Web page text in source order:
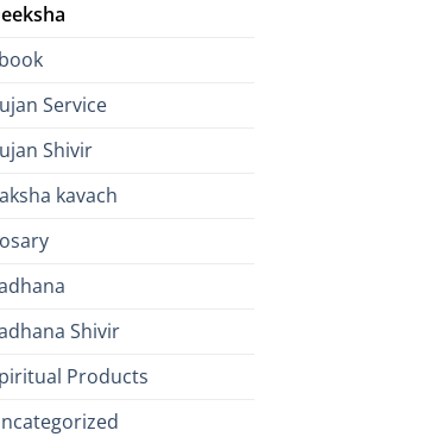
Service
Shivir
kavach
Shivir
Products